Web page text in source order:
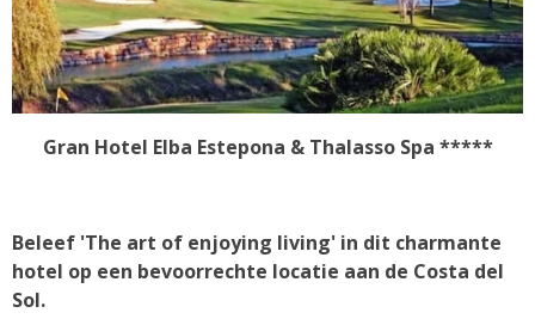
Gran Hotel Elba Estepona & Thalasso Spa *****
Beleef 'The art of enjoying living' in dit charmante
hotel op een bevoorrechte locatie aan de Costa del
Sol.